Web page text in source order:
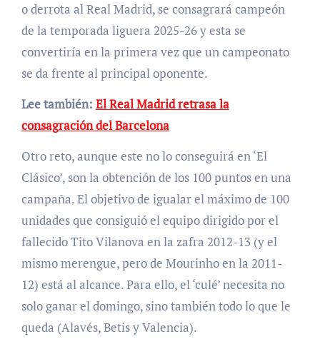
o derrota al Real Madrid, se consagrará campeón
de la temporada liguera 2025-26 y esta se
convertiría en la primera vez que un campeonato
se da frente al principal oponente.
Lee también: El Real Madrid retrasa la
consagración del Barcelona
Otro reto, aunque este no lo conseguirá en ‘El
Clásico’, son la obtención de los 100 puntos en una
campaña. El objetivo de igualar el máximo de 100
unidades que consiguió el equipo dirigido por el
fallecido Tito Vilanova en la zafra 2012-13 (y el
mismo merengue, pero de Mourinho en la 2011-
12) está al alcance. Para ello, el ‘culé’ necesita no
solo ganar el domingo, sino también todo lo que le
queda (Alavés, Betis y Valencia).